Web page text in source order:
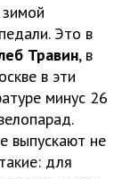
Это в
Травин, в
в эти
минус 26
выпускают не
для